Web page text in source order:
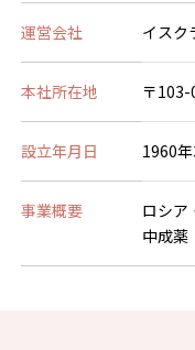
運営会社 イスク
本社所在地 〒
設立年月日 1960
事業概要
ロシア
中成薬